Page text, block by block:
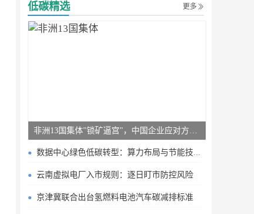
低碳精选 更多
非洲13国集体"锁矿逼宫"，中国企业应对方案曝光
数据中心绿色低碳转型：算力布局与节能技术突破
云南虚拟电厂入市规则：逐日盯市防控风险
京津冀联合出台氢燃料电池汽车碳减排标准